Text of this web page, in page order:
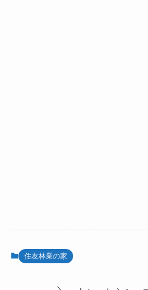
住友林業の家